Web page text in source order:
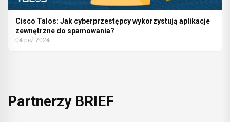
Cisco Talos: Jak cyberprzestępcy wykorzystują aplikacje
zewnętrzne do spamowania?
04 paź 2024
Partnerzy BRIEF